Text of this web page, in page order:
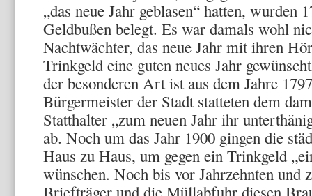
„das neue Jahr geblasen“ hatten, wurden
Geldbußen belegt. Es war damals wohl
Nachtwächter, das neue Jahr mit ihren
Trinkgeld eine guten neues Jahr
der besonderen Art ist aus dem Jahre
Bürgermeister der Stadt statteten dem
Statthalter „zum neuen Jahr ihr
ab. Noch um das Jahr 1900 gingen die
Haus zu Haus, um gegen ein Trinkgeld
wünschen. Noch bis vor Jahrzehnten und
Briefträger und die Müllabfuhr diesen